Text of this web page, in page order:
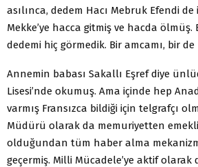
asılınca, dedem Hacı Mebruk Efendi
Mekke’ye hacca gitmiş ve hacda
dedemi hiç görmedik. Bir amcamı, bir de
Annemin babası Sakallı Eşref diye
Lisesi’nde okumuş. Ama içinde hep
varmış Fransızca bildiği için telgrafçı
Müdürü olarak da memuriyetten
olduğundan tüm haber alma
geçermiş. Milli Mücadele’ye aktif olarak